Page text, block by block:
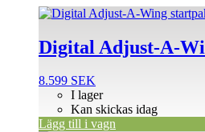
Digital Adjust-A-
8.599 SEK
I lager
Kan skickas idag
Lägg till i vagn